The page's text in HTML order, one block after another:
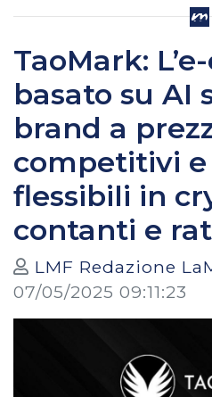
TaoMark:
basato su AI
brand a
competitivi
flessibili in
contanti e
LMF Redazione
07/05/2025 09:11:23